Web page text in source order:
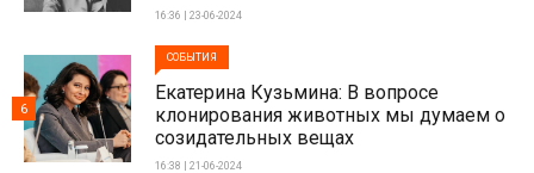
16:36 | 23-06-2024
СОБЫТИЯ
Екатерина Кузьмина: В вопросе
клонирования животных мы думаем о
созидательных вещах
16:38 | 21-06-2024
6